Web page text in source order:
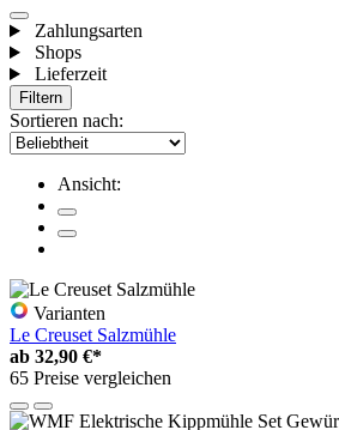
Zahlungsarten
Shops
Lieferzeit
Filtern
Sortieren nach:
Ansicht:
Varianten
Le Creuset Salzmühle
ab 32,90 €*
65 Preise vergleichen